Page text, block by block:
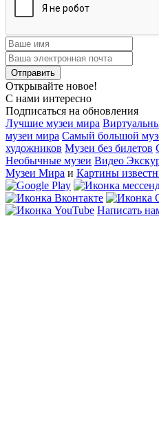
Открывайте новое!
С нами интересно
Подписаться на обновления
Лучшие музеи мира
музеи мира Самый большой
художников Музеи без билетов
Необычные музеи Видео
Музеи Мира и Картины
Написать